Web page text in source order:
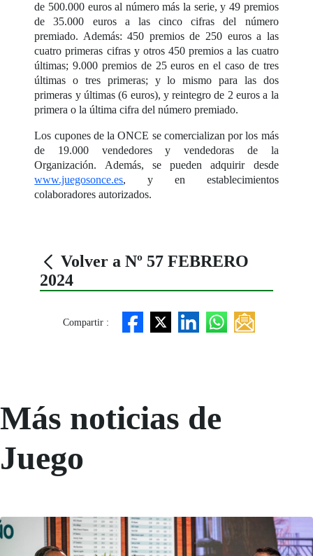
de 500.000 euros al número más la serie, y 49 premios
de 35.000 euros a las cinco cifras del número
premiado. Además: 450 premios de 250 euros a las
cuatro primeras cifras y otros 450 premios a las cuatro
últimas; 9.000 premios de 25 euros en el caso de tres
últimas o tres primeras; y lo mismo para las dos
primeras y últimas (6 euros), y reintegro de 2 euros a la
primera o la última cifra del número premiado.
Los cupones de la ONCE se comercializan por los más
de 19.000 vendedores y vendedoras de la
Organización. Además, se pueden adquirir desde
www.juegosonce.es, y en establecimientos
colaboradores autorizados.
Volver a Nº 57 FEBRERO
2024
Compartir :
Más noticias de
Juego